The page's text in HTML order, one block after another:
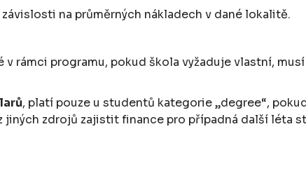
na průměrných nákladech v dané lokalitě.
v rámci programu, pokud škola vyžaduje vlastní,
, platí pouze u studentů kategorie „degree“,
zdrojů zajistit finance pro případná další léta